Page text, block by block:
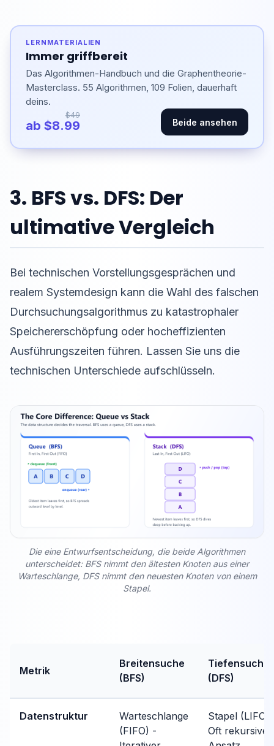
LERNMATERIALIEN
Immer griffbereit
Das Algorithmen-Handbuch und die Graphentheorie-
Masterclass. 55 Algorithmen, 109 Folien, dauerhaft
deins.
$49
ab $8.99 Beide ansehen
3. BFS vs. DFS: Der
ultimative Vergleich
Bei technischen Vorstellungsgesprächen und
realem Systemdesign kann die Wahl des falschen
Durchsuchungsalgorithmus zu katastrophaler
Speichererschöpfung oder hocheffizienten
Ausführungszeiten führen. Lassen Sie uns die
technischen Unterschiede aufschlüsseln.
Die eine Entwurfsentscheidung, die beide Algorithmen
unterscheidet: BFS nimmt den ältesten Knoten aus einer
Warteschlange, DFS nimmt den neuesten Knoten von einem
Stapel.
Metrik
Breitensuche
(BFS)
Tiefensuche
(DFS)
Datenstruktur
Warteschlange
(FIFO) -
Stapel (LIFO)
Oft rekursiver